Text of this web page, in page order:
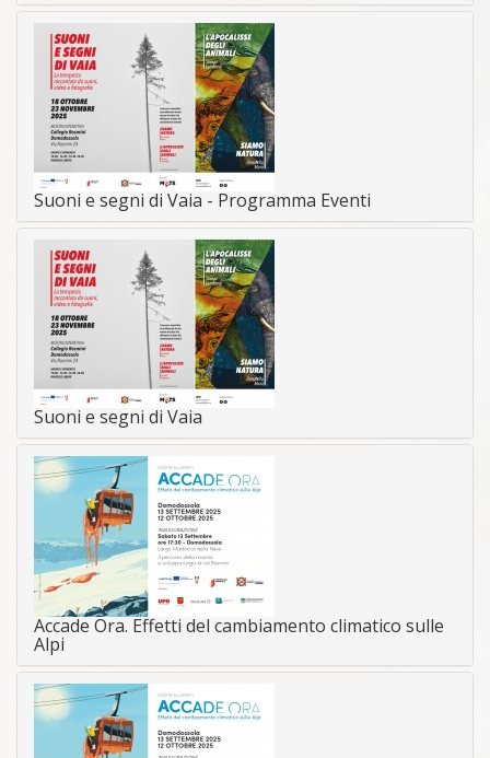
Suoni e segni di Vaia - Programma Eventi
Suoni e segni di Vaia
Accade Ora. Effetti del cambiamento climatico sulle
Alpi